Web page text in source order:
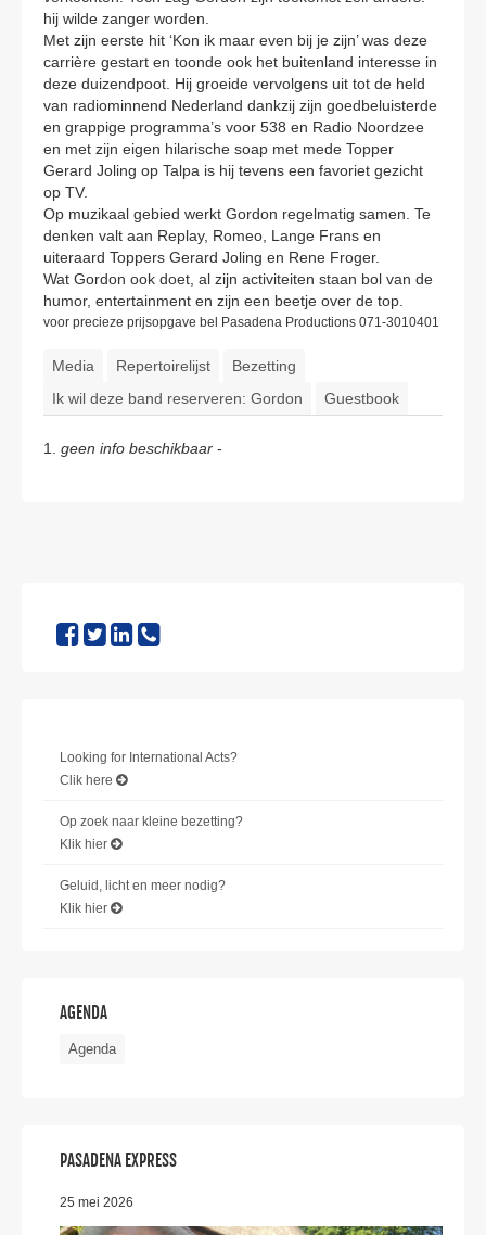
hij wilde zanger worden.
Met zijn eerste hit ‘Kon ik maar even bij je zijn’ was deze
carrière gestart en toonde ook het buitenland interesse in
deze duizendpoot. Hij groeide vervolgens uit tot de held
van radiominnend Nederland dankzij zijn goedbeluisterde
en grappige programma’s voor 538 en Radio Noordzee
en met zijn eigen hilarische soap met mede Topper
Gerard Joling op Talpa is hij tevens een favoriet gezicht
op TV.
Op muzikaal gebied werkt Gordon regelmatig samen. Te
denken valt aan Replay, Romeo, Lange Frans en
uiteraard Toppers Gerard Joling en Rene Froger.
Wat Gordon ook doet, al zijn activiteiten staan bol van de
humor, entertainment en zijn een beetje over de top.
voor precieze prijsopgave bel Pasadena Productions 071-3010401
Media Repertoirelijst
Bezetting
Ik wil deze band reserveren: Gordon
Guestbook
1. geen info beschikbaar -
Looking for International Acts?
Clik here
Op zoek naar kleine bezetting?
Klik hier
Geluid, licht en meer nodig?
Klik hier
AGENDA
Agenda
PASADENA EXPRESS
25 mei 2026